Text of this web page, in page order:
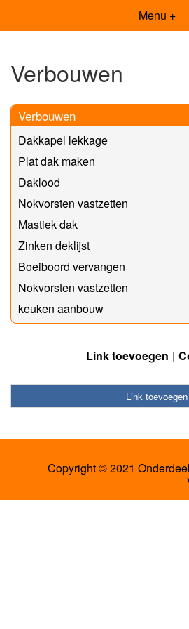
Menu +
Verbouwen
Verbouwen
Dakkapel lekkage
Plat dak maken
Daklood
Nokvorsten vastzetten
Mastiek dak
Zinken deklijst
Boeiboord vervangen
Nokvorsten vastzetten
keuken aanbouw
Link toevoegen
Link toevoegen
Copyright © 2021